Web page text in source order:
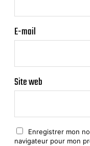
E-mail
Site web
Enregistrer mon
navigateur pour mon